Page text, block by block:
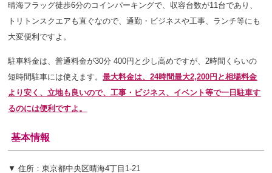
晴海フラッグ徒歩6分のコインパーキングで、収容台数が11台であり、
トリトンスクエアも直ぐなので、通勤・ビジネスや工事、ランチ等にも
大変便利ですよ。
駐車料金は、普通料金が30分 400円と少し高めですが、2時間くらいの
短時間駐車には使えます。最大料金は、24時間最大2,200円と相場料金
より安く、立地も良いので、工事・ビジネス、イベント等で一日駐車す
るのには便利ですよ。
基本情報
▼ 住所：東京都中央区晴海4丁目1-21